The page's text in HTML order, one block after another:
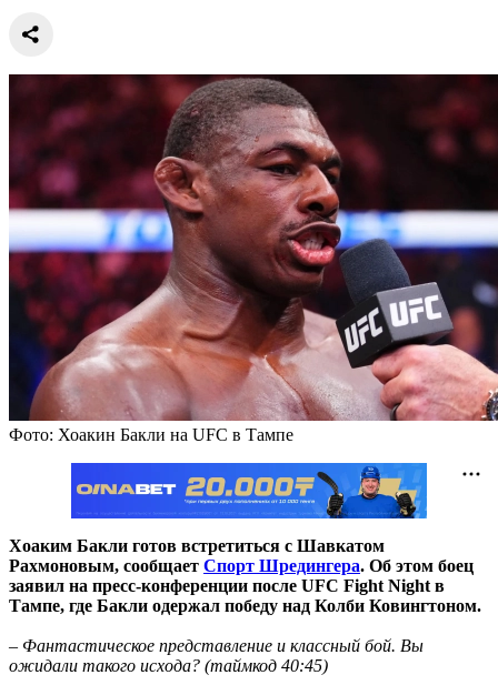
Фото: Хоакин Бакли на UFC в Тампе
Хоаким Бакли готов встретиться с Шавкатом
Рахмоновым, сообщает Спорт Шредингера. Об этом боец
заявил на пресс-конференции после UFC Fight Night в
Тампе, где Бакли одержал победу над Колби Ковингтоном.
– Фантастическое представление и классный бой. Вы
ожидали такого исхода? (таймкод 40:45)